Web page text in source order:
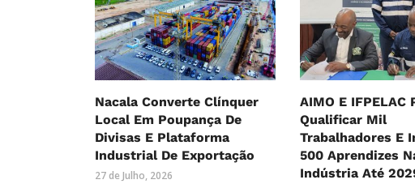
Nacala Converte Clínquer
Local Em Poupança De
Divisas E Plataforma
Industrial De Exportação
27 de Julho, 2026
AIMO E IFPELAC
Qualificar Mil
Trabalhadores E
500 Aprendizes
Indústria Até